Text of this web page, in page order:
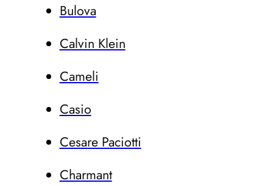
Bulova
Calvin Klein
Cameli
Casio
Cesare Paciotti
Charmant